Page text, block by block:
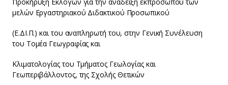
μελών Εργαστηριακού Διδακτικού Προσωπικού
(Ε.ΔΙ.Π.) και του αναπληρωτή του, στην Γενική Συνέλευση
του Τομέα Γεωγραφίας και
Κλιματολογίας του Τμήματος Γεωλογίας και
Γεωπεριβάλλοντος, της Σχολής Θετικών